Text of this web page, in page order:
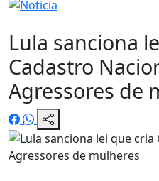
Lula sanciona
Cadastro
Agressores de